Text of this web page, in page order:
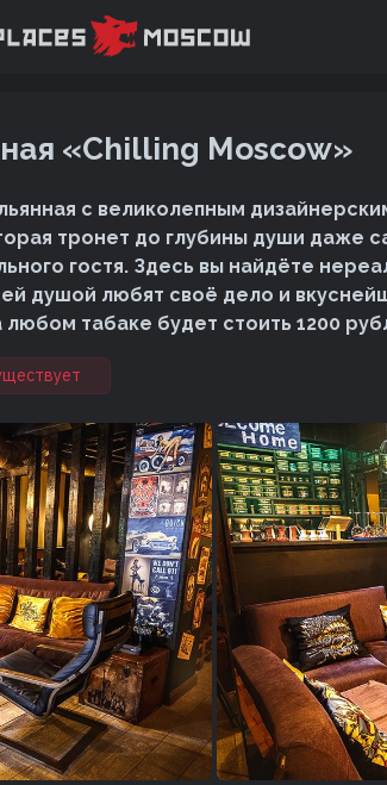
«Chilling Moscow»
с великолепным
тронет до глубины души даже
гостя. Здесь вы найдёте
душой любят своё дело и
любом табаке будет стоить 1200